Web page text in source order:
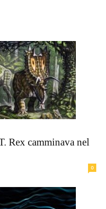
Rex camminava nel
0